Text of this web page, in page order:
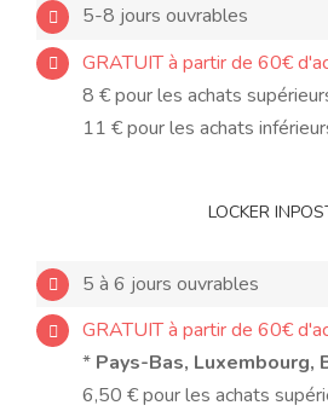
5-8 jours ouvrables
GRATUIT à partir de 60€
8 € pour les achats
11 € pour les achats
LOCKER
5 à 6 jours ouvrables
GRATUIT à partir de 60€
* Pays-Bas, Luxembourg,
6,50 € pour les achats